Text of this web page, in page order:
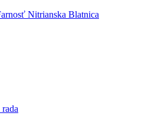
Nitrianska Blatnica